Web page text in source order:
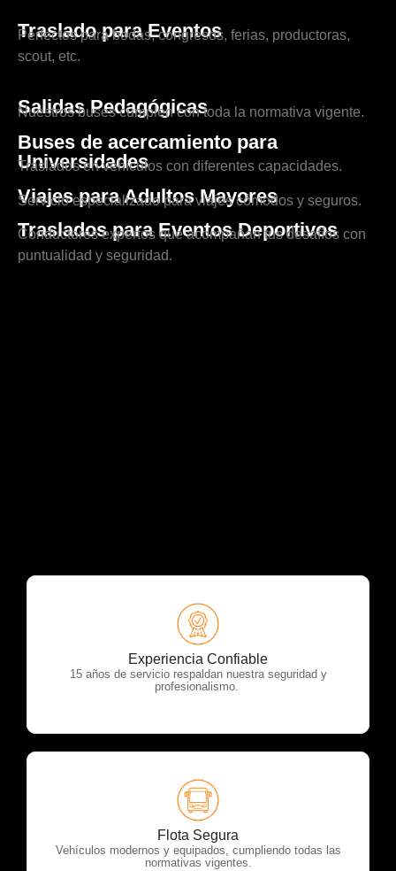
Traslado para Eventos
Perfectos para bodas, congresos, ferias, productoras,
scout, etc.
Salidas Pedagógicas
Nuestros buses cumplen con toda la normativa vigente.
Buses de acercamiento para
Universidades
Traslados en vehículos con diferentes capacidades.
Viajes para Adultos Mayores
Servicio especializado para viajes cómodos y seguros.
Traslados para Eventos Deportivos
Conductores expertos que acompañan tus desafíos con
puntualidad y seguridad.
Experiencia Confiable
15 años de servicio respaldan nuestra seguridad y
profesionalismo.
OTP Servicios
Flota Segura
Vehículos modernos y equipados, cumpliendo todas las
normativas vigentes.
OTP Servicios